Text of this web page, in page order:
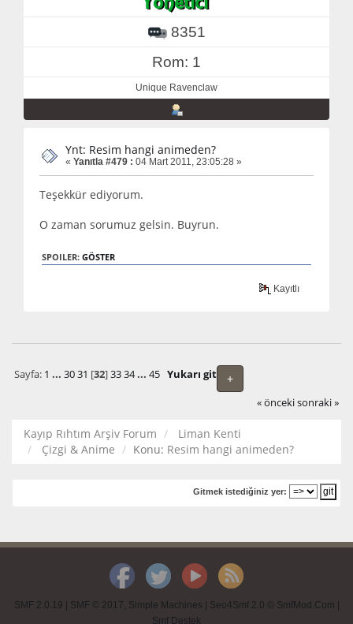
8351
Rom: 1
Unique Ravenclaw
Ynt: Resim hangi animeden?
« Yanıtla #479 : 04 Mart 2011, 23:05:28 »
Teşekkür ediyorum.
O zaman sorumuz gelsin. Buyrun.
SPOILER: GÖSTER
Kayıtlı
+
Sayfa: 1 ... 30 31 [32]33 34 ... 45 Yukarı git
« önceki sonraki »
Kayıp Rıhtım Arşiv Forum
Liman Kenti
Çizgi & Anime
Konu: Resim hangi animeden?
Gitmek istediğiniz yer:
SMF 2.0.19 SMF © 2017, Simple Machines Seo4Smf 2.0 © SmfMod.Com
Smf Destek